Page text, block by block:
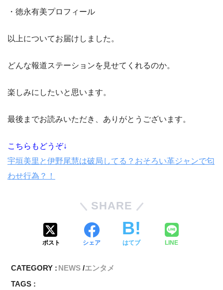
・徳永有美プロフィール
以上についてお届けしました。
どんな報道ステーションを見せてくれるのか。
楽しみにしたいと思います。
最後までお読みいただき、ありがとうございます。
こちらもどうぞ↓
宇垣美里と伊野尾慧は破局してる？おそろい革ジャンで匂
わせ行為？！
SHARE
ポスト シェア はてブ LINE
CATEGORY : NEWS エンタメ
TAGS :